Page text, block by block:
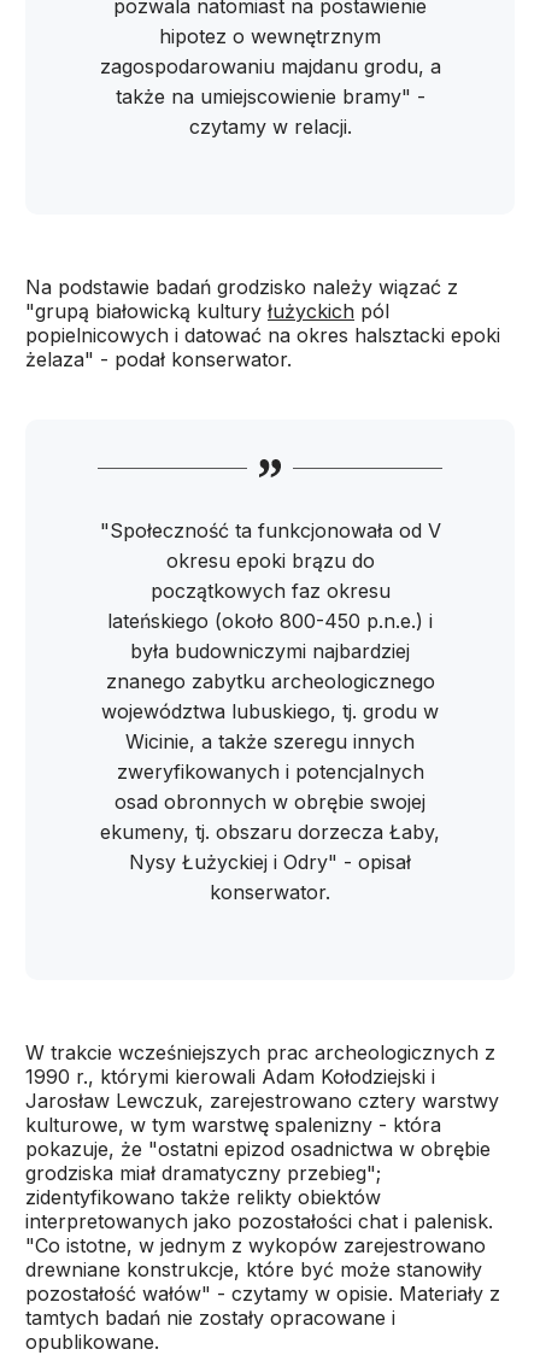
pozwala natomiast na postawienie
hipotez o wewnętrznym
zagospodarowaniu majdanu grodu, a
także na umiejscowienie bramy" -
czytamy w relacji.
Na podstawie badań grodzisko należy wiązać z
"grupą białowicką kultury łużyckich pól
popielnicowych i datować na okres halsztacki epoki
żelaza" - podał konserwator.
"Społeczność ta funkcjonowała od V
okresu epoki brązu do
początkowych faz okresu
lateńskiego (około 800-450 p.n.e.) i
była budowniczymi najbardziej
znanego zabytku archeologicznego
województwa lubuskiego, tj. grodu w
Wicinie, a także szeregu innych
zweryfikowanych i potencjalnych
osad obronnych w obrębie swojej
ekumeny, tj. obszaru dorzecza Łaby,
Nysy Łużyckiej i Odry" - opisał
konserwator.
W trakcie wcześniejszych prac archeologicznych z
1990 r., którymi kierowali Adam Kołodziejski i
Jarosław Lewczuk, zarejestrowano cztery warstwy
kulturowe, w tym warstwę spalenizny - która
pokazuje, że "ostatni epizod osadnictwa w obrębie
grodziska miał dramatyczny przebieg";
zidentyfikowano także relikty obiektów
interpretowanych jako pozostałości chat i palenisk.
"Co istotne, w jednym z wykopów zarejestrowano
drewniane konstrukcje, które być może stanowiły
pozostałość wałów" - czytamy w opisie. Materiały z
tamtych badań nie zostały opracowane i
opublikowane.